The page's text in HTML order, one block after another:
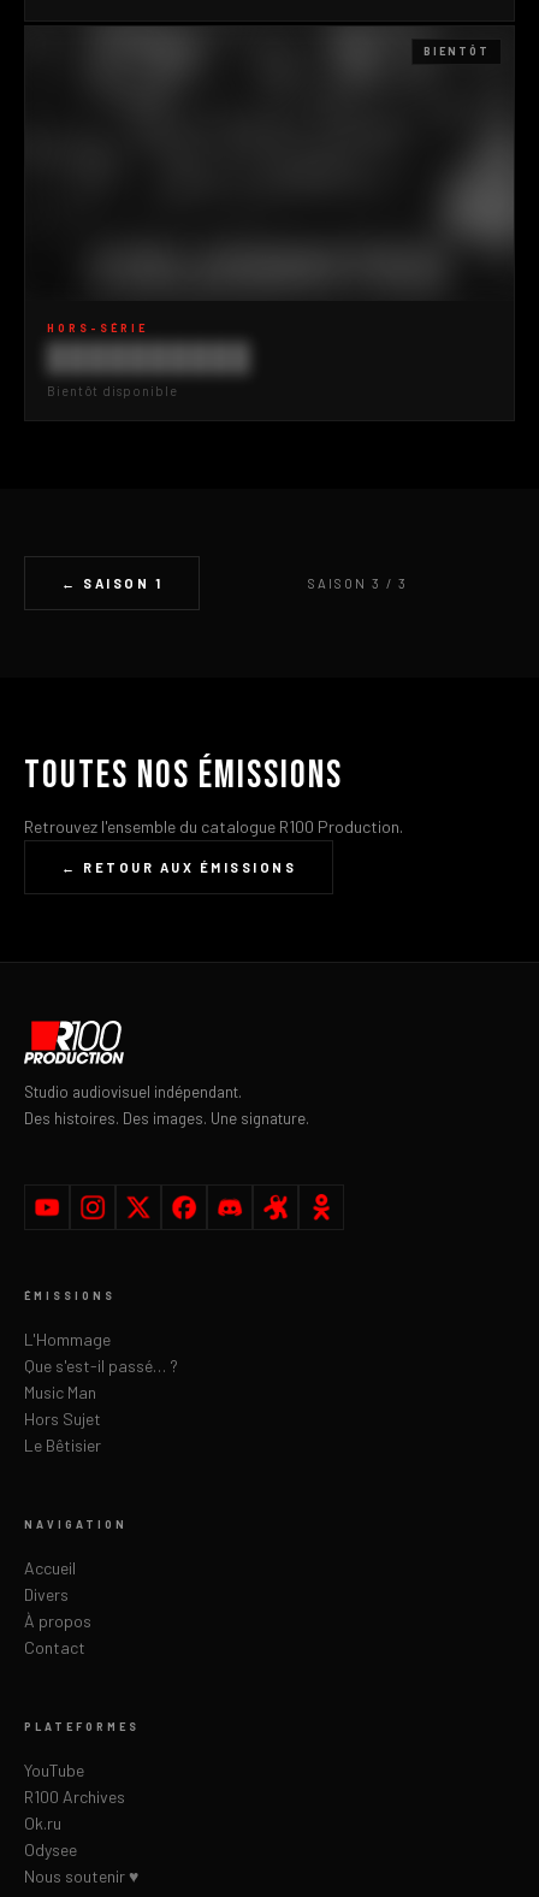
BIENTÔT
HORS-SÉRIE
Bientôt disponible
← SAISON 1 SAISON 3 / 3
Toutes nos émissions
Retrouvez l'ensemble du catalogue R100 Production.
← RETOUR AUX ÉMISSIONS
Studio audiovisuel indépendant.
Des histoires. Des images. Une signature.
ÉMISSIONS
L'Hommage
Que s'est-il passé… ?
Music Man
Hors Sujet
Le Bêtisier
NAVIGATION
Accueil
Divers
À propos
Contact
PLATEFORMES
YouTube
R100 Archives
Ok.ru
Odysee
Nous soutenir ♥